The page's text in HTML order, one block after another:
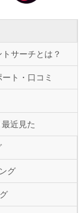
トサーチとは？
ート・口コミ
最近見た
グ